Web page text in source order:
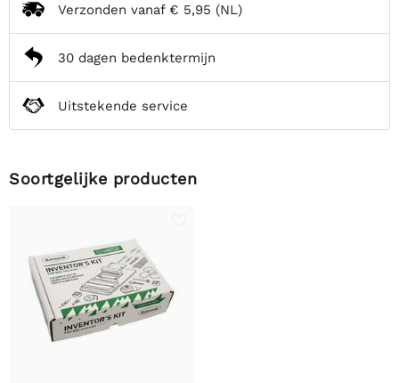
Verzonden vanaf € 5,95 (NL)
30 dagen bedenktermijn
Uitstekende service
Soortgelijke producten